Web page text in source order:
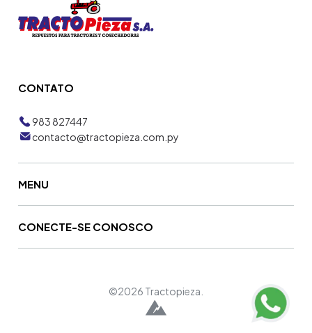
CONTATO
983 827447
contacto@tractopieza.com.py
MENU
CONECTE-SE CONOSCO
©2026 Tractopieza.